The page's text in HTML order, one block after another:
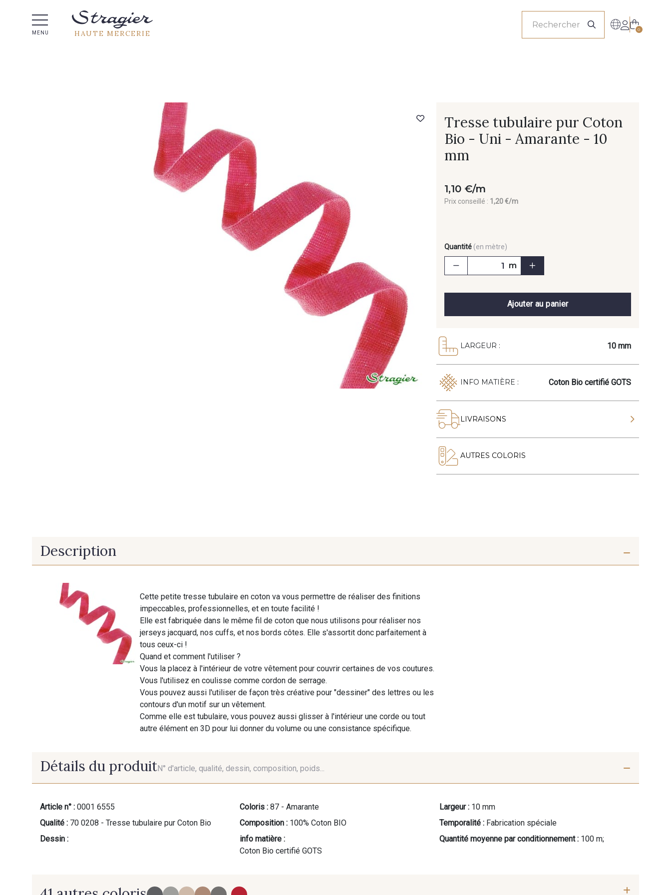
MENU HAUTE MERCERIE 0
Tresse tubulaire pur Coton
Bio - Uni - Amarante - 10
mm
1,10 €/m
Prix conseillé : 1,20 €/m
Quantité (en mètre)
m
Ajouter au panier
LARGEUR : 10 mm
INFO MATIÈRE : Coton Bio certifié GOTS
LIVRAISONS
AUTRES COLORIS
Description
Cette petite tresse tubulaire en coton va vous permettre de réaliser des finitions
impeccables, professionnelles, et en toute facilité !
Elle est fabriquée dans le même fil de coton que nous utilisons pour réaliser nos
jerseys jacquard, nos cuffs, et nos bords côtes. Elle s'assortit donc parfaitement à
tous ceux-ci !
Quand et comment l'utiliser ?
Vous la placez à l'intérieur de votre vêtement pour couvrir certaines de vos coutures.
Vous l'utilisez en coulisse comme cordon de serrage.
Vous pouvez aussi l'utiliser de façon très créative pour "dessiner" des lettres ou les
contours d'un motif sur un vêtement.
Comme elle est tubulaire, vous pouvez aussi glisser à l'intérieur une corde ou tout
autre élément en 3D pour lui donner du volume ou une consistance spécifique.
Détails du produitN° d'article, qualité, dessin, composition, poids...
Article n° : 0001 6555
Qualité : 70 0208 - Tresse tubulaire pur Coton Bio
Dessin :
Coloris : 87 - Amarante
Composition : 100% Coton BIO
info matière :
Coton Bio certifié GOTS
Largeur : 10 mm
Temporalité : Fabrication spéciale
Quantité moyenne par conditionnement : 100 m;